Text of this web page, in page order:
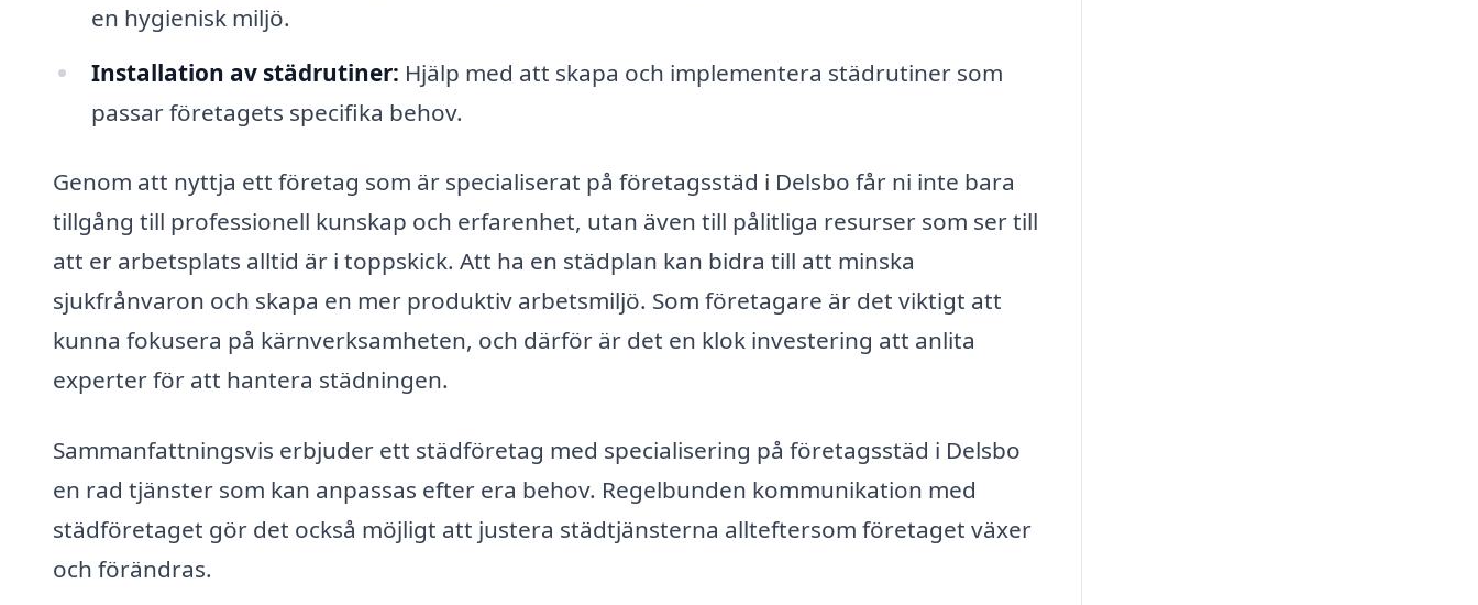
en hygienisk miljö.
Installation av städrutiner: Hjälp med att skapa och implementera städrutiner som
passar företagets specifika behov.
Genom att nyttja ett företag som är specialiserat på företagsstäd i Delsbo får ni inte bara
tillgång till professionell kunskap och erfarenhet, utan även till pålitliga resurser som ser till
att er arbetsplats alltid är i toppskick. Att ha en städplan kan bidra till att minska
sjukfrånvaron och skapa en mer produktiv arbetsmiljö. Som företagare är det viktigt att
kunna fokusera på kärnverksamheten, och därför är det en klok investering att anlita
experter för att hantera städningen.
Sammanfattningsvis erbjuder ett städföretag med specialisering på företagsstäd i Delsbo
en rad tjänster som kan anpassas efter era behov. Regelbunden kommunikation med
städföretaget gör det också möjligt att justera städtjänsterna allteftersom företaget växer
och förändras.